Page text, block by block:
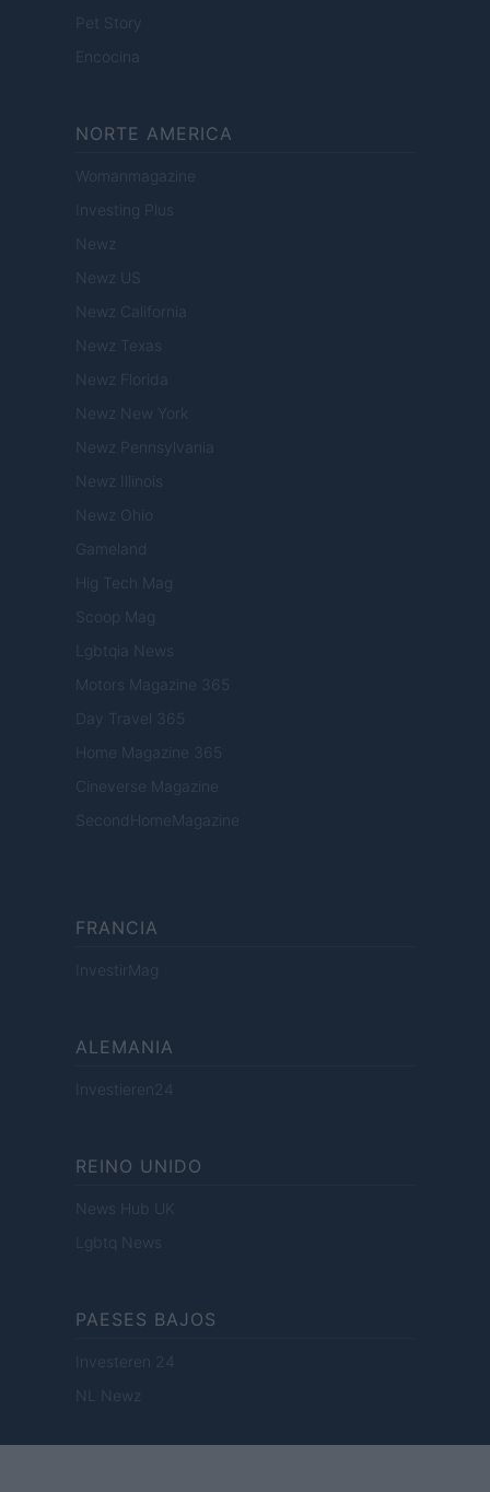
Pet Story
Encocina
NORTE AMERICA
Womanmagazine
Investing Plus
Newz
Newz US
Newz California
Newz Texas
Newz Florida
Newz New York
Newz Pennsylvania
Newz Illinois
Newz Ohio
Gameland
Hig Tech Mag
Scoop Mag
Lgbtqia News
Motors Magazine 365
Day Travel 365
Home Magazine 365
Cineverse Magazine
SecondHomeMagazine
FRANCIA
InvestirMag
ALEMANIA
Investieren24
REINO UNIDO
News Hub UK
Lgbtq News
PAESES BAJOS
Investeren 24
NL Newz